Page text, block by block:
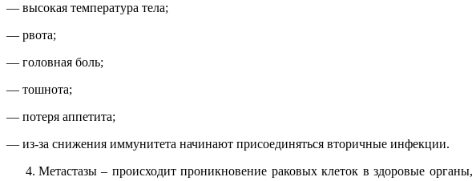
— высокая температура тела;
— рвота;
— головная боль;
— тошнота;
— потеря аппетита;
— из-за снижения иммунитета начинают присоединяться вторичные инфекции.
Метастазы – происходит проникновение раковых клеток в здоровые